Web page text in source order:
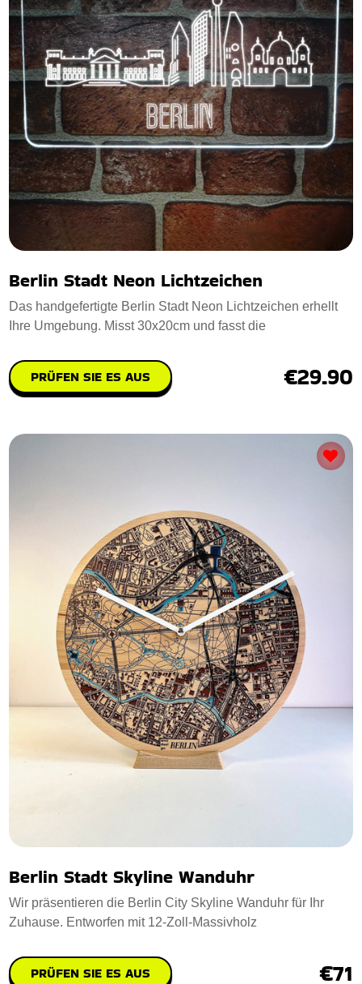
Berlin Stadt Neon Lichtzeichen
Das handgefertigte Berlin Stadt Neon Lichtzeichen erhellt
Ihre Umgebung. Misst 30x20cm und fasst die
PRÜFEN SIE ES AUS €29.90
Berlin Stadt Skyline Wanduhr
Wir präsentieren die Berlin City Skyline Wanduhr für Ihr
Zuhause. Entworfen mit 12-Zoll-Massivholz
PRÜFEN SIE ES AUS €71